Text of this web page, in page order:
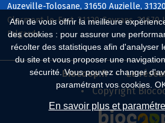
Afin de vous offrir la meilleure
des cookies : pour assurer une
récolter des statistiques afin d'analyser
du site et vous proposer une
sécurité. Vous pouvez changer
paramétrant vos cookies.
En savoir plus et
Auzeville-Tolosane, 31650 Auzielle,
Clermont-le-Fort, 31120 Goyrans, 31670
Falgarde
Biocoop.fr
Le
Copyright